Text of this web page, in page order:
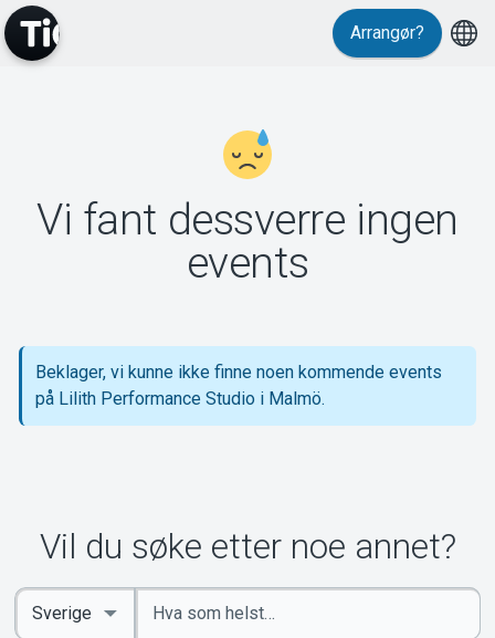
Support
Om Tickster
Arrangør?
Vi fant dessverre ingen
events
Beklager, vi kunne ikke finne noen kommende events
på Lilith Performance Studio i Malmö.
Vil du søke etter noe annet?
Angi
nøkkelord
Select
Country